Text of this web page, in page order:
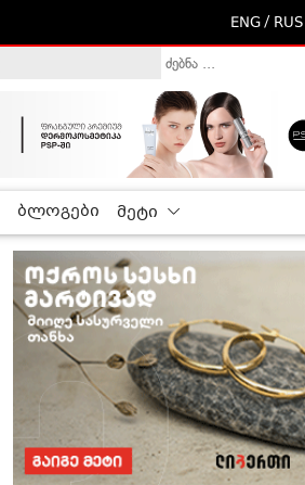
ENG / RUS
ბლოგები მეტი